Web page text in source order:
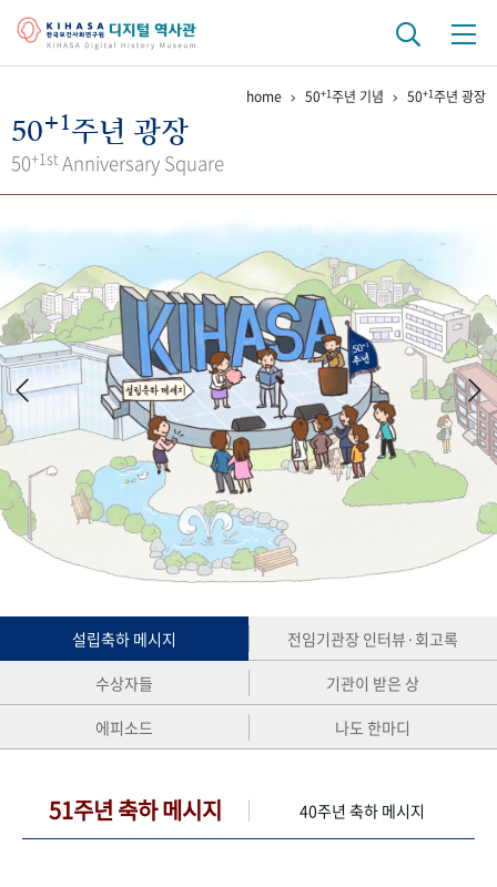
걸어온 길 기관 변천사
키워드로 보는 연구 역사
연구자들
간행물 변천사
기록물 아카이브
사진 아카이브 문서 기록물 행정박물 영상 기록물
50+1 주년 기념
성과 50선 숫자로 보는 50년 50
주년 광장
세계와 함께 한 KIHASA
VR 역사관
home 50+1주년 기념 50+1주년 광장
50+1주년 광장
50+1st Anniversary Square
설립축하 메시지
전임기관장 인터뷰·회고록
수상자들
기관이 받은 상
에피소드
나도 한마디
51주년 축하 메시지 40주년 축하 메시지